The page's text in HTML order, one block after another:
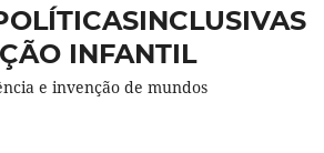
INFANTIL
e invenção de mundos